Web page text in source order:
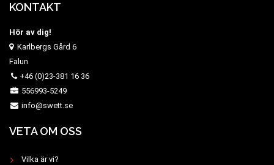
KONTAKT
Hör av dig!
Karlbergs Gård 6
Falun
+46 (0)23-381 16 36
556993-5249
info@swett.se
VETA OM OSS
Vilka är vi?